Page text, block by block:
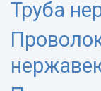
Труба